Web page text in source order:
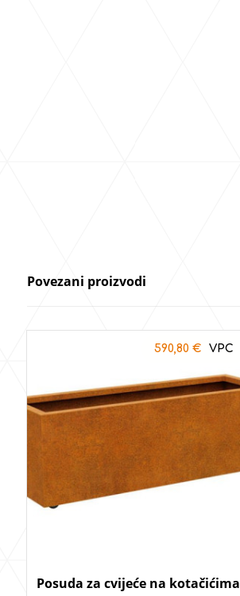
Povezani proizvodi
Posuda za cvijeće na kotačićima
590,80€